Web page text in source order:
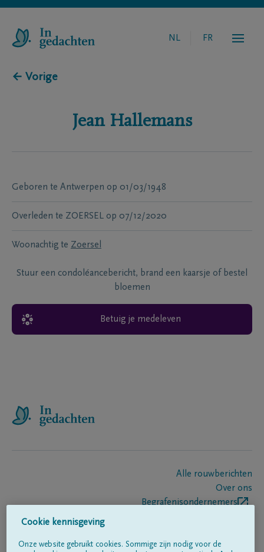
NL FR
← Vorige
Jean Hallemans
Geboren te Antwerpen op 01/03/1948
Overleden te ZOERSEL op 07/12/2020
Woonachtig te Zoersel
Stuur een condoléancebericht, brand een kaarsje of bestel
bloemen
Betuig je medeleven
Alle rouwberichten
Over ons
Begrafenisondernemers
Cookie kennisgeving
Onze website gebruikt cookies. Sommige zijn nodig voor de